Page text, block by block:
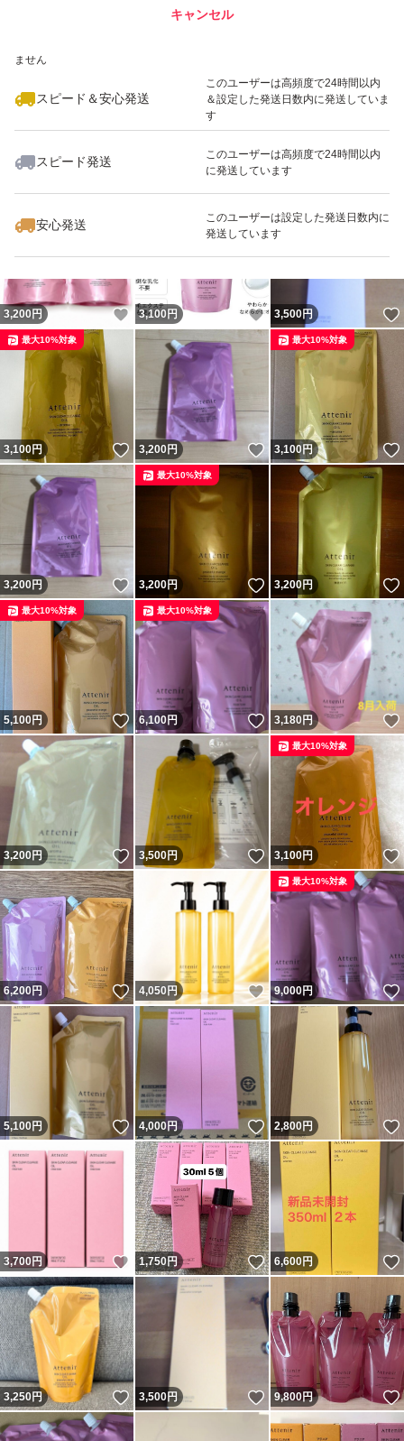
アにします。毛穴の角栓をやわらかくしして除去しやすく
元のフィルム系メイクも素早くメイクを浮き上がらせ、毛
穴の汚れも、くすみもスッキリ落とします。
●濡れた手でも使える:キャッチウォーター処方で濡れた手
●ダブル洗顔不要:クレンジング後は洗顔料不使用。
ません
スピード＆安心発送
このユーザーは高頻度で24時間以内
＆設定した発送日数内に発送していま
す
スピード発送
このユーザーは高頻度で24時間以内
に発送しています
安心発送
このユーザーは設定した発送日数内に
発送しています
キャンセル
いいね！
3,100
3,200円 いいね！
3,100 円 いいね！
3,500円
3,100円 いいね！
最大10%対象
3,200円 いいね！
3,100円
最大10%対象
3,200円 いいね！
3,200円 いいね！
最大10%対象
3,200円
5,100円 いいね！
最大10%対象
6,100円 いいね！
最大10%対象
3,180円
3,200円 いいね！
3,500円 いいね！
3,100円
最大10%対象
6,200円 いいね！
4,050円 いいね！
9,000円
最大10%対象
5,100円 いいね！
4,000円 いいね！
2,800円
3,700円 いいね！
1,750円 いいね！
6,600円
3,250円 いいね！
3,500円 いいね！
9,800円